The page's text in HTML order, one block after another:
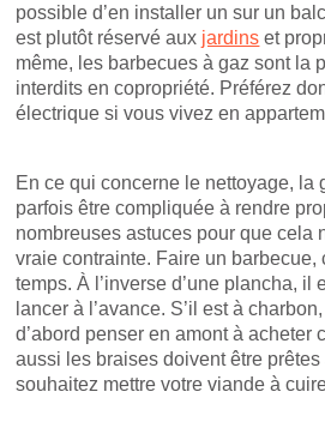
possible d’en installer un sur un
est plutôt réservé aux jardins et
même, les barbecues à gaz sont la
interdits en copropriété. Préférez
électrique si vous vivez en
En ce qui concerne le nettoyage, la
parfois être compliquée à rendre
nombreuses astuces pour que cela
vraie contrainte. Faire un barbecue,
temps. À l’inverse d’une plancha, il
lancer à l’avance. S’il est à
d’abord penser en amont à acheter
aussi les braises doivent être
souhaitez mettre votre viande à